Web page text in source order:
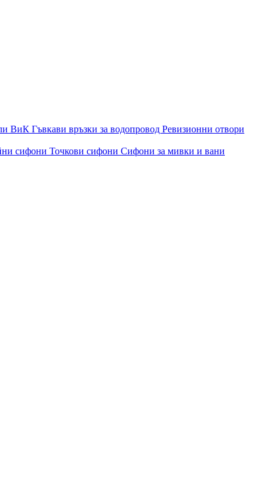
ВиК Гъвкави връзки за водопровод Ревизионни отвори
сифони Точкови сифони Сифони за мивки и вани